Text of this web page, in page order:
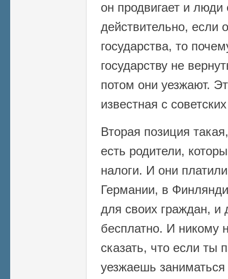
он продвигает и
действительно, если
государства, то
государству не
потом они уезжают.
известная с
Вторая позиция
есть родители,
налоги. И они
Германии, в
для своих граждан, и
бесплатно. И никому
сказать, что если ты
уезжаешь